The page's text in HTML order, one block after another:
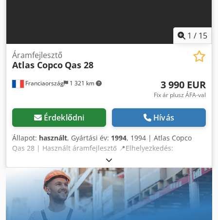
1 / 15
Franciaország 1 321 km
Áramfejlesztő
Atlas Copco Qas 28
3 990 EUR
Fix ár plusz ÁFA-val
Érdeklődni Hívás
Állapot: használt, Gyártási év: 1994, 1994 | Atlas Copco
Qas 28 | Használt áramfejlesztő 📍Elhelyezkedés:
Franciaország 🚛 Szállítás elérhető az Ön célállomására –
Használja szállítási kalkulátorunkat a szállítási költségek
becsléséhez! Chjdpfey Rukfjx Anzea 💰 Vételár: 4000 EUR –
vagy tegyen ajánlatot. Fizetés szállításkor kedvező díj
ellenében elérhető (jóváhagyáshoz kötött)* 👷‍♂️ Független
szakértő által átvizsgálva 23 ellenőrzési pontból 18